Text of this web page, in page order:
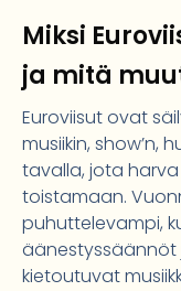
Miksi
ja mitä
Euroviisut ovat
musiikin, show’n,
tavalla, jota
toistamaan.
puhuttelevampi,
kietoutuvat